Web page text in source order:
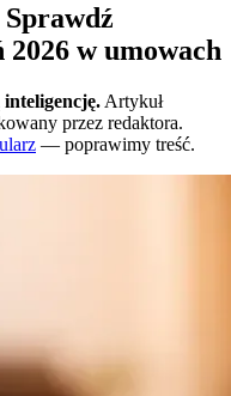
w umowach
inteligencję. Artykuł
przez redaktora.
— poprawimy treść.